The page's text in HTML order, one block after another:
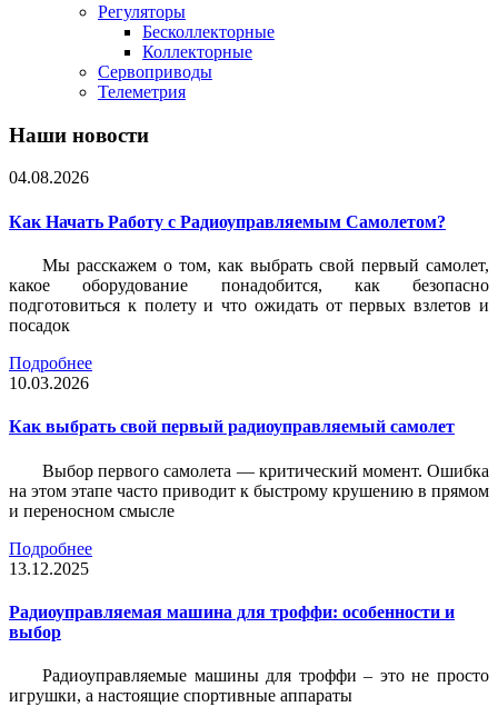
Регуляторы
Бесколлекторные
Коллекторные
Сервоприводы
Телеметрия
Наши новости
04.08.2026
Как Начать Работу с Радиоуправляемым Самолетом?
Мы расскажем о том, как выбрать свой первый самолет,
какое оборудование понадобится, как безопасно
подготовиться к полету и что ожидать от первых взлетов и
посадок
Подробнее
10.03.2026
Как выбрать свой первый радиоуправляемый самолет
Выбор первого самолета — критический момент. Ошибка
на этом этапе часто приводит к быстрому крушению в прямом
и переносном смысле
Подробнее
13.12.2025
Радиоуправляемая машина для троффи: особенности и
выбор
Радиоуправляемые машины для троффи – это не просто
игрушки, а настоящие спортивные аппараты